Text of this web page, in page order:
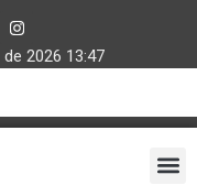
2026 13:47